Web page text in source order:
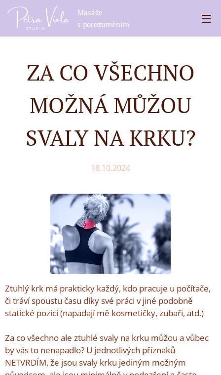
Masáže
s porozuměním
ZA CO VŠECHNO
MOŽNÁ MŮŽOU
SVALY NA KRKU?
18.10.2024
Ztuhlý krk má prakticky každý, kdo pracuje u počítače,
či tráví spoustu času díky své práci v jiné podobně
statické pozici (napadají mě kosmetičky, zubaři, atd.)
Za co všechno ale ztuhlé svaly na krku můžou a vůbec
by vás to nenapadlo? U jednotlivých příznaků
NETVRDÍM, že jsou svaly krku jediným možným